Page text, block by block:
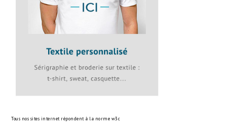
Tous nos sites internet répondent à la norme w3c